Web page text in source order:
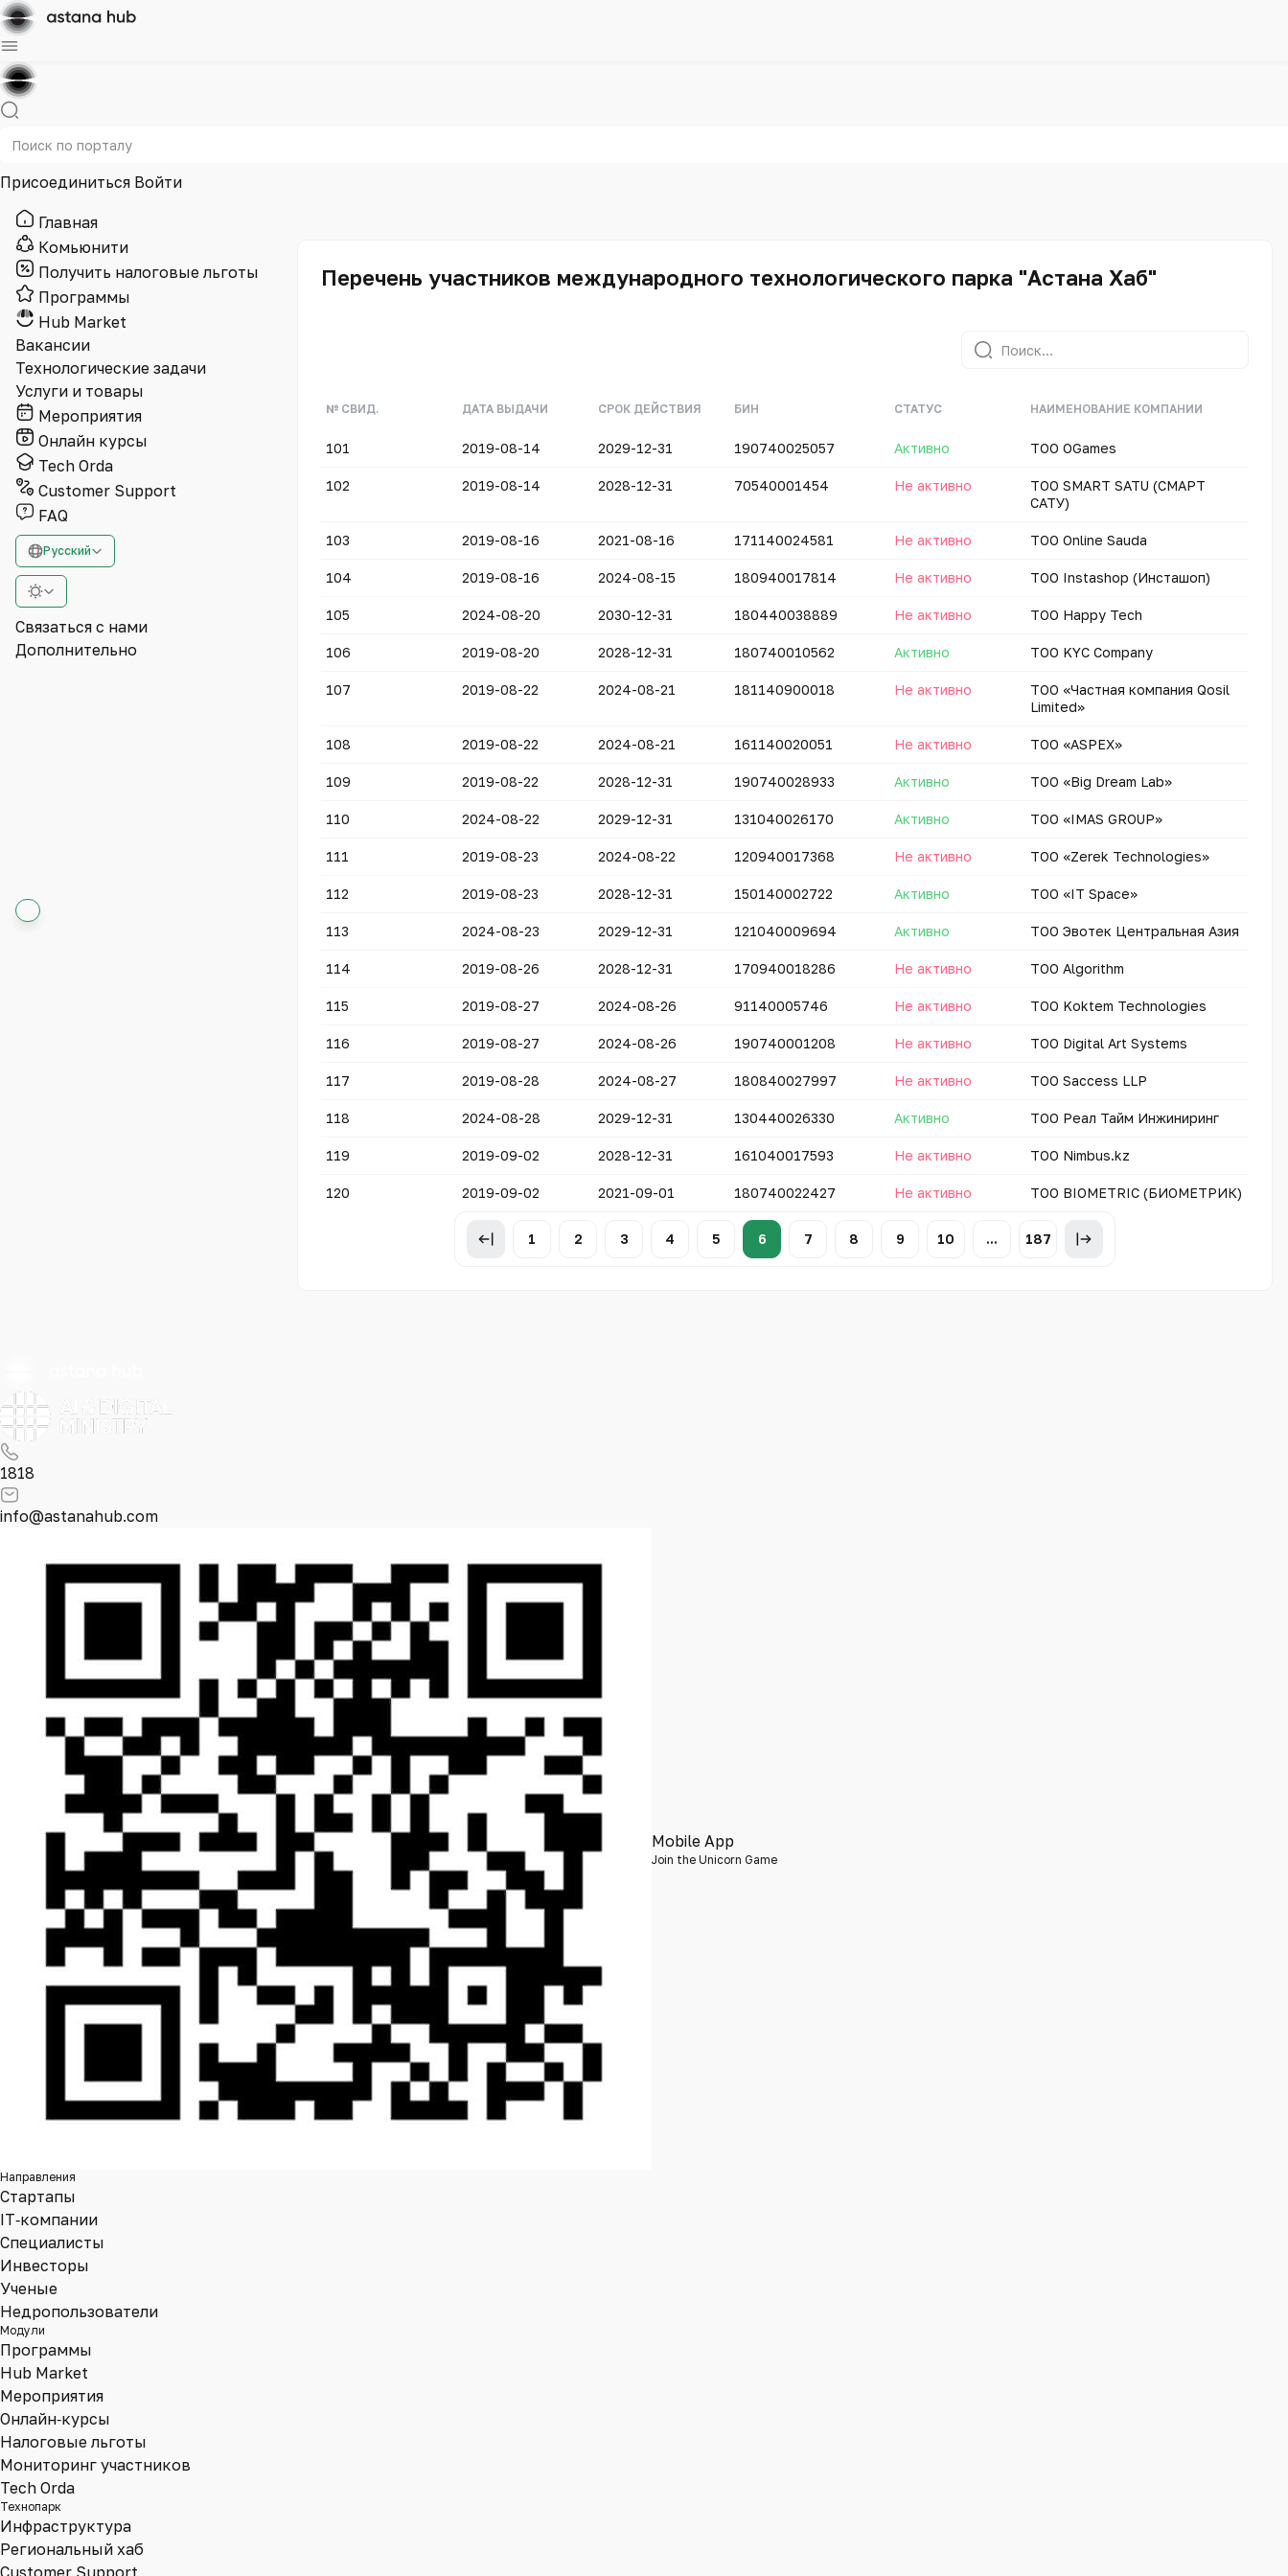
Присоединиться Войти
Главная
Комьюнити
Получить налоговые льготы
Программы
Hub Market
Вакансии
Технологические задачи
Услуги и товары
Мероприятия
Онлайн курсы
Tech Orda
Customer Support
FAQ
Русский
Связаться с нами
Дополнительно
Перечень участников международного технологического парка "Астана Хаб"
№ СВИД. ДАТА ВЫДАЧИ СРОК ДЕЙСТВИЯ БИН СТАТУС НАИМЕНОВАНИЕ КОМПАНИИ
101 2019-08-14 2029-12-31 190740025057 Активно ТОО OGames
102 2019-08-14 2028-12-31 70540001454 Не активно
ТОО SMART SATU (СМАРТ
САТУ)
103 2019-08-16 2021-08-16 171140024581 Не активно ТОО Online Sauda
104 2019-08-16 2024-08-15 180940017814 Не активно ТОО Instashop (Инсташоп)
105 2024-08-20 2030-12-31 180440038889 Не активно ТОО Happy Tech
106 2019-08-20 2028-12-31 180740010562 Активно ТОО KYC Company
107 2019-08-22 2024-08-21 181140900018 Не активно
ТОО «Частная компания Qosil
Limited»
108 2019-08-22 2024-08-21 161140020051 Не активно ТОО «ASPEX»
109 2019-08-22 2028-12-31 190740028933 Активно ТОО «Big Dream Lab»
110 2024-08-22 2029-12-31 131040026170 Активно ТОО «IMAS GROUP»
111 2019-08-23 2024-08-22 120940017368 Не активно ТОО «Zerek Technologies»
112 2019-08-23 2028-12-31 150140002722 Активно ТОО «IT Spacе»
113 2024-08-23 2029-12-31 121040009694 Активно ТОО Эвотек Центральная Азия
114 2019-08-26 2028-12-31 170940018286 Не активно ТОО Algorithm
115 2019-08-27 2024-08-26 91140005746 Не активно ТОО Koktem Technologies
116 2019-08-27 2024-08-26 190740001208 Не активно ТОО Digital Art Systems
117 2019-08-28 2024-08-27 180840027997 Не активно ТОО Saccess LLP
118 2024-08-28 2029-12-31 130440026330 Активно ТОО Реал Тайм Инжиниринг
119 2019-09-02 2028-12-31 161040017593 Не активно ТОО Nimbus.kz
120 2019-09-02 2021-09-01 180740022427 Не активно ТОО BIOMETRIC (БИОМЕТРИК)
1 2 3 4 5 6 7 8 9 10 ... 187
1818
info@astanahub.com
Mobile App
Join the Unicorn Game
Направления
Стартапы
IT‑компании
Специалисты
Инвесторы
Ученые
Недропользователи
Модули
Программы
Hub Market
Мероприятия
Онлайн‑курсы
Налоговые льготы
Мониторинг участников
Tech Orda
Технопарк
Инфраструктура
Региональный хаб
Customer Support